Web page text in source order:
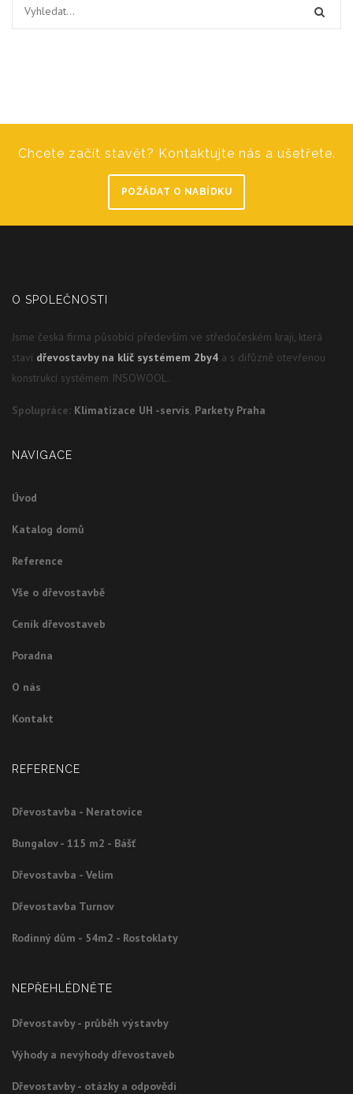
Chcete začít stavět? Kontaktujte nás a ušetřete.
POŽÁDAT O NABÍDKU
O SPOLEČNOSTI
Jsme česká firma působící především ve středočeském kraji, která
staví dřevostavby na klíč systémem 2by4 a s difůzně otevřenou
konstrukcí systémem INSOWOOL.
Spolupráce: Klimatizace UH -servis, Parkety Praha
NAVIGACE
Úvod
Katalog domů
Reference
Vše o dřevostavbě
Ceník dřevostaveb
Poradna
O nás
Kontakt
REFERENCE
Dřevostavba - Neratovice
Bungalov - 115 m2 - Bášť
Dřevostavba - Velim
Dřevostavba Turnov
Rodinný dům - 54m2 - Rostoklaty
NEPŘEHLÉDNĚTE
Dřevostavby - průběh výstavby
Výhody a nevýhody dřevostaveb
Dřevostavby - otázky a odpovědi